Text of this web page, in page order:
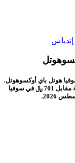
مسافة 0.1 كيلومتر من سوفيا هوتل باي أوكسوهوتل.
يبلغ سعر الليلة في هذه الفنادق وسطيًا 836 ﷼ في الليلة مقابل 701 ﷼ في سوفيا